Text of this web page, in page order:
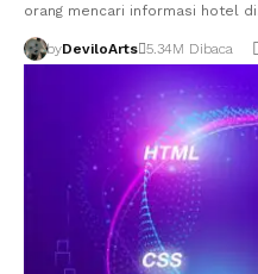
orang mencari informasi hotel
byDeviloArts 5.34M Dibaca